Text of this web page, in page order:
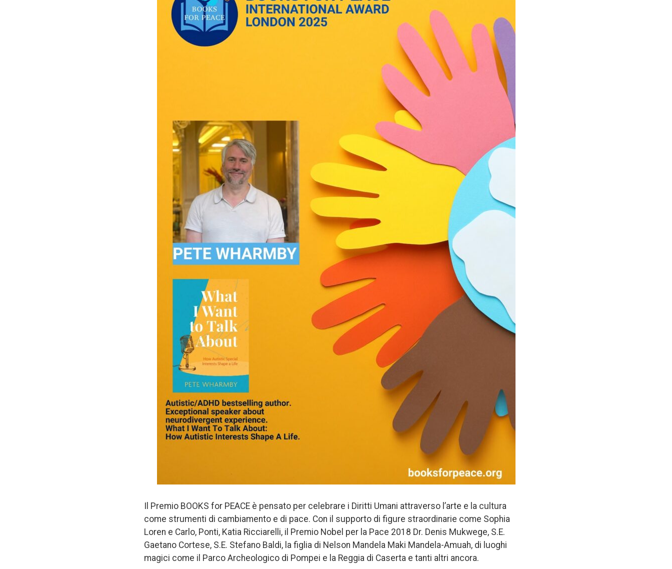
Il Premio BOOKS for PEACE è pensato per celebrare i Diritti Umani attraverso l’arte e la cultura
come strumenti di cambiamento e di pace. Con il supporto di figure straordinarie come Sophia
Loren e Carlo, Ponti, Katia Ricciarelli, il Premio Nobel per la Pace 2018 Dr. Denis Mukwege, S.E.
Gaetano Cortese, S.E. Stefano Baldi, la figlia di Nelson Mandela Maki Mandela-Amuah, di luoghi
magici come il Parco Archeologico di Pompei e la Reggia di Caserta e tanti altri ancora.